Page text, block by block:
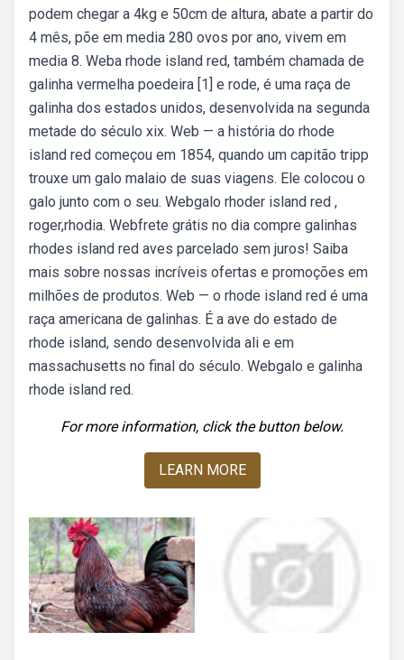
podem chegar a 4kg e 50cm de altura, abate a partir do
4 mês, põe em media 280 ovos por ano, vivem em
media 8. Weba rhode island red, também chamada de
galinha vermelha poedeira [1] e rode, é uma raça de
galinha dos estados unidos, desenvolvida na segunda
metade do século xix. Web — a história do rhode
island red começou em 1854, quando um capitão tripp
trouxe um galo malaio de suas viagens. Ele colocou o
galo junto com o seu. Webgalo rhoder island red ,
roger,rhodia. Webfrete grátis no dia compre galinhas
rhodes island red aves parcelado sem juros! Saiba
mais sobre nossas incríveis ofertas e promoções em
milhões de produtos. Web — o rhode island red é uma
raça americana de galinhas. É a ave do estado de
rhode island, sendo desenvolvida ali e em
massachusetts no final do século. Webgalo e galinha
rhode island red.
For more information, click the button below.
LEARN MORE